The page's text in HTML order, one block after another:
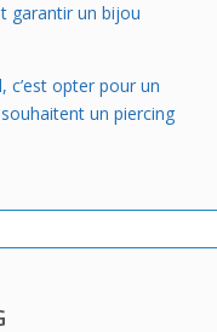
garantir un bijou
c’est opter pour un
un piercing